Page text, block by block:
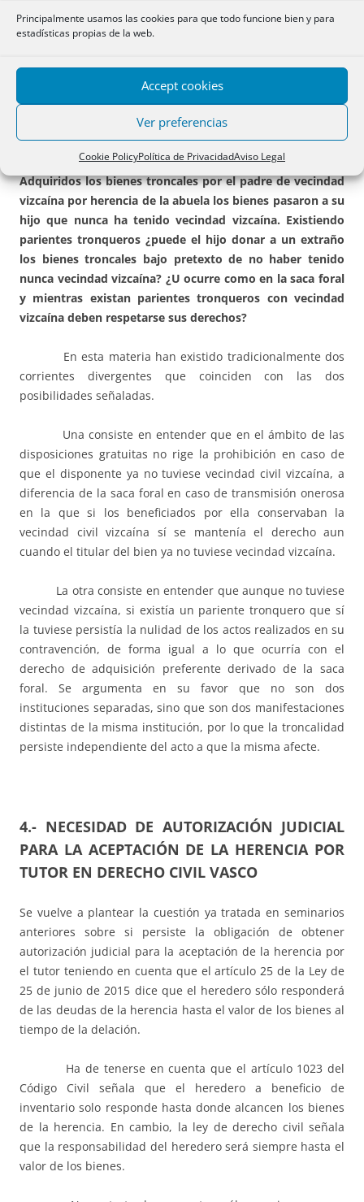
Principalmente usamos las cookies para que todo funcione bien y para
estadísticas propias de la web.
Accept cookies
Ver preferencias
Cookie PolicyPolítica de PrivacidadAviso Legal
EN LA LEY DE DERECHO CIVIL FORAL DE 1992
POR EL HECHO DE PASAR LOS BIENES
TRONCALES A UN PARIENTE QUE JAMÁS
TUVO VECINDAD VIZCAÍNA.
Adquiridos los bienes troncales por el padre de vecindad
vizcaína por herencia de la abuela los bienes pasaron a su
hijo que nunca ha tenido vecindad vizcaína. Existiendo
parientes tronqueros ¿puede el hijo donar a un extraño
los bienes troncales bajo pretexto de no haber tenido
nunca vecindad vizcaína? ¿U ocurre como en la saca foral
y mientras existan parientes tronqueros con vecindad
vizcaína deben respetarse sus derechos?
En esta materia han existido tradicionalmente dos
corrientes divergentes que coinciden con las dos
posibilidades señaladas.
Una consiste en entender que en el ámbito de las
disposiciones gratuitas no rige la prohibición en caso de
que el disponente ya no tuviese vecindad civil vizcaína, a
diferencia de la saca foral en caso de transmisión onerosa
en la que si los beneficiados por ella conservaban la
vecindad civil vizcaína sí se mantenía el derecho aun
cuando el titular del bien ya no tuviese vecindad vizcaína.
La otra consiste en entender que aunque no tuviese
vecindad vizcaína, si existía un pariente tronquero que sí
la tuviese persistía la nulidad de los actos realizados en su
contravención, de forma igual a lo que ocurría con el
derecho de adquisición preferente derivado de la saca
foral. Se argumenta en su favor que no son dos
instituciones separadas, sino que son dos manifestaciones
distintas de la misma institución, por lo que la troncalidad
persiste independiente del acto a que la misma afecte.
4.- NECESIDAD DE AUTORIZACIÓN JUDICIAL
PARA LA ACEPTACIÓN DE LA HERENCIA POR
TUTOR EN DERECHO CIVIL VASCO
Se vuelve a plantear la cuestión ya tratada en seminarios
anteriores sobre si persiste la obligación de obtener
autorización judicial para la aceptación de la herencia por
el tutor teniendo en cuenta que el artículo 25 de la Ley de
25 de junio de 2015 dice que el heredero sólo responderá
de las deudas de la herencia hasta el valor de los bienes al
tiempo de la delación.
Ha de tenerse en cuenta que el artículo 1023 del
Código Civil señala que el heredero a beneficio de
inventario solo responde hasta donde alcancen los bienes
de la herencia. En cambio, la ley de derecho civil señala
que la responsabilidad del heredero será siempre hasta el
valor de los bienes.